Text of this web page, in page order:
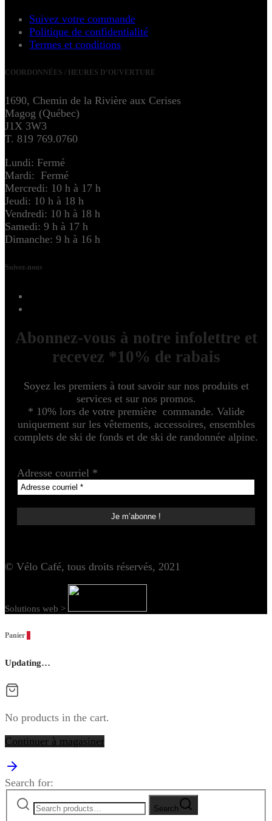
Suivez votre commande
Politique de confidentialité
Termes et conditions
COORDONNÉES / HEURES D’OUVERTURE
1690, Chemin de la Rivière aux Cerises
Magog (Québec)
J1X 3W3
T. 819 769.0760
Lundi: Fermé
Mardi: Fermé
Mercredi: 10 h à 17 h
Jeudi: 10 h à 18 h
Vendredi: 10 h à 18 h
Samedi: 9 h à 17 h
Dimanche: 9 h à 16 h
Suivez-nous
Abonnez-vous à notre infolettre et
recevez *10% de rabais
Soyez les premiers à tout savoir sur nos produits et
services et sur nos promos.
* 10% lors de votre première commande. Valide
uniquement sur les vêtements, accessoires, ensembles
complets de ski de fonds et de ski de randonnée alpine.
Adresse courriel *
© Vélo Café, tous droits réservés, 2021
Solutions web >
Panier
Updating…
No products in the cart.
Continuer à magasiner
Search for:
Search